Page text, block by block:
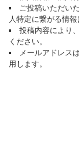
ご投稿いただい
人特定に繋がる情報
投稿内容により
ください。
メールアドレス
用します。